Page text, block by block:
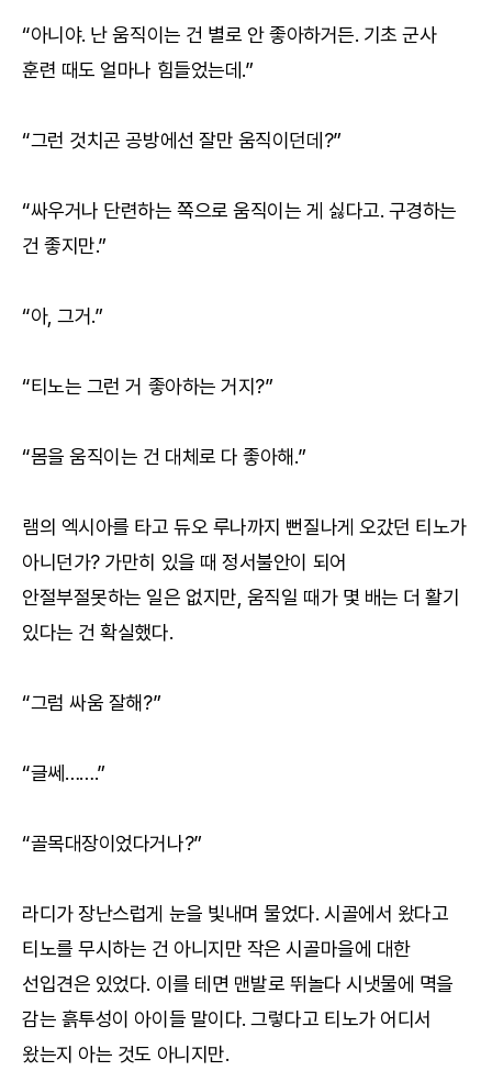
“아니야. 난 움직이는 건 별로 안 좋아하거든. 기초 군사
훈련 때도 얼마나 힘들었는데.”
“그런 것치곤 공방에선 잘만 움직이던데?”
“싸우거나 단련하는 쪽으로 움직이는 게 싫다고. 구경하는
건 좋지만.”
“아, 그거.”
“티노는 그런 거 좋아하는 거지?”
“몸을 움직이는 건 대체로 다 좋아해.”
램의 엑시아를 타고 듀오 루나까지 뻔질나게 오갔던 티노가
아니던가? 가만히 있을 때 정서불안이 되어
안절부절못하는 일은 없지만, 움직일 때가 몇 배는 더 활기
있다는 건 확실했다.
“그럼 싸움 잘해?”
“글쎄…….”
“골목대장이었다거나?”
라디가 장난스럽게 눈을 빛내며 물었다. 시골에서 왔다고
티노를 무시하는 건 아니지만 작은 시골마을에 대한
선입견은 있었다. 이를 테면 맨발로 뛰놀다 시냇물에 멱을
감는 흙투성이 아이들 말이다. 그렇다고 티노가 어디서
왔는지 아는 것도 아니지만.